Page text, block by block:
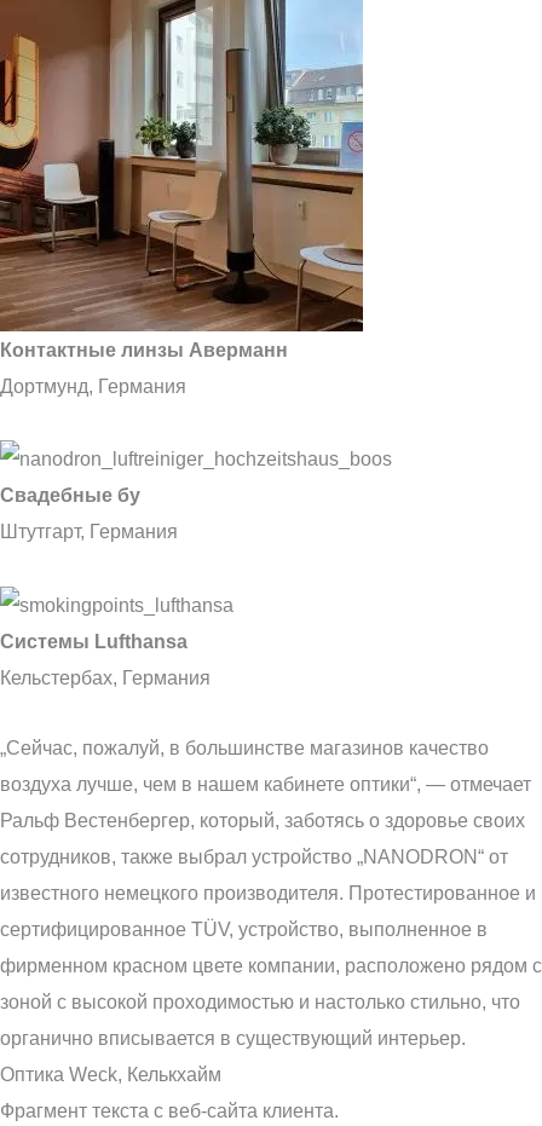
Контактные линзы Аверманн
Дортмунд, Германия
Свадебные бу
Штутгарт, Германия
Системы Lufthansa
Кельстербах, Германия
„Сейчас, пожалуй, в большинстве магазинов качество
воздуха лучше, чем в нашем кабинете оптики“, — отмечает
Ральф Вестенбергер, который, заботясь о здоровье своих
сотрудников, также выбрал устройство „NANODRON“ от
известного немецкого производителя. Протестированное и
сертифицированное TÜV, устройство, выполненное в
фирменном красном цвете компании, расположено рядом с
зоной с высокой проходимостью и настолько стильно, что
органично вписывается в существующий интерьер.
Оптика Weck, Келькхайм
Фрагмент текста с веб-сайта клиента.